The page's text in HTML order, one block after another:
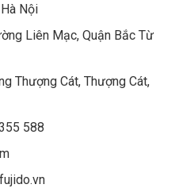
Nội
Liên Mạc, Quận Bắc Từ
Thượng Cát, Thượng Cát,
588